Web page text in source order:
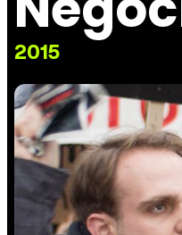
2015